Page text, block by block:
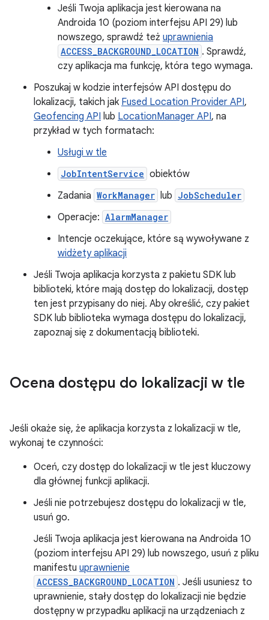
Jeśli Twoja aplikacja jest kierowana na
Androida 10 (poziom interfejsu API 29) lub
nowszego, sprawdź też uprawnienia
ACCESS_BACKGROUND_LOCATION . Sprawdź,
czy aplikacja ma funkcję, która tego wymaga.
Poszukaj w kodzie interfejsów API dostępu do
lokalizacji, takich jak Fused Location Provider API,
Geofencing API lub LocationManager API, na
przykład w tych formatach:
Usługi w tle
JobIntentService obiektów
Zadania WorkManager lub JobScheduler
Operacje: AlarmManager
Intencje oczekujące, które są wywoływane z
widżety aplikacji
Jeśli Twoja aplikacja korzysta z pakietu SDK lub
biblioteki, które mają dostęp do lokalizacji, dostęp
ten jest przypisany do niej. Aby określić, czy pakiet
SDK lub biblioteka wymaga dostępu do lokalizacji,
zapoznaj się z dokumentacją biblioteki.
Ocena dostępu do lokalizacji w tle
Jeśli okaże się, że aplikacja korzysta z lokalizacji w tle,
wykonaj te czynności:
Oceń, czy dostęp do lokalizacji w tle jest kluczowy
dla głównej funkcji aplikacji.
Jeśli nie potrzebujesz dostępu do lokalizacji w tle,
usuń go.
Jeśli Twoja aplikacja jest kierowana na Androida 10
(poziom interfejsu API 29) lub nowszego, usuń z pliku
manifestu uprawnienie
ACCESS_BACKGROUND_LOCATION . Jeśli usuniesz to
uprawnienie, stały dostęp do lokalizacji nie będzie
dostępny w przypadku aplikacji na urządzeniach z